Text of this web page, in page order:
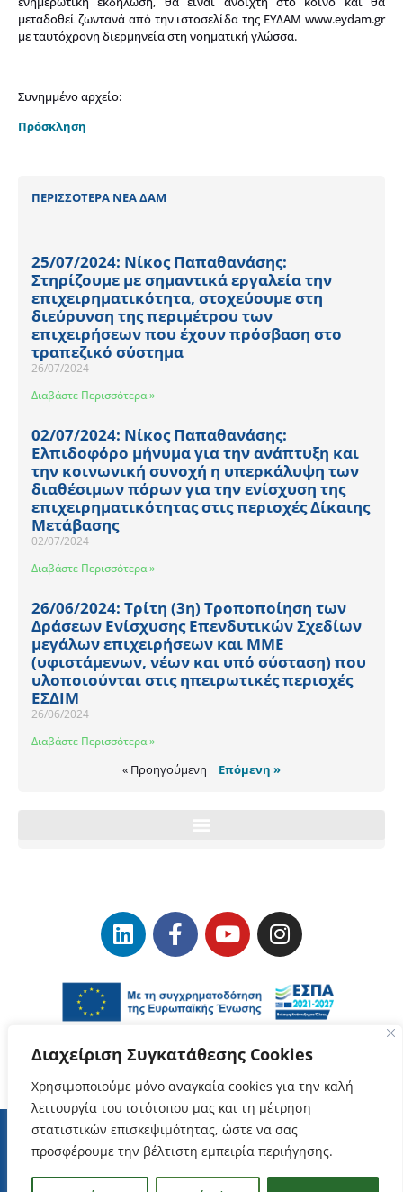
Διαχείριση Συγκατάθεσης Cookies
Χρησιμοποιούμε μόνο αναγκαία cookies για την καλή
λειτουργία του ιστότοπου μας και τη μέτρηση
στατιστικών επισκεψιμότητας, ώστε να σας
προσφέρουμε την βέλτιστη εμπειρία περιήγησης.
μεταδοθεί ζωντανά από την ιστοσελίδα της ΕΥΔΑΜ www.eydam.gr
με ταυτόχρονη διερμηνεία στη νοηματική γλώσσα.
Συνημμένο αρχείο:
Πρόσκληση
ΠΕΡΙΣΣΟΤΕΡΑ ΝΕΑ ΔΑΜ
25/07/2024: Νίκος Παπαθανάσης:
Στηρίζουμε με σημαντικά εργαλεία την
επιχειρηματικότητα, στοχεύουμε στη
διεύρυνση της περιμέτρου των
επιχειρήσεων που έχουν πρόσβαση στο
τραπεζικό σύστημα
26/07/2024
Διαβάστε Περισσότερα »
02/07/2024: Νίκος Παπαθανάσης:
Ελπιδοφόρο μήνυμα για την ανάπτυξη και
την κοινωνική συνοχή η υπερκάλυψη των
διαθέσιμων πόρων για την ενίσχυση της
επιχειρηματικότητας στις περιοχές Δίκαιης
Μετάβασης
02/07/2024
Διαβάστε Περισσότερα »
26/06/2024: Τρίτη (3η) Τροποποίηση των
Δράσεων Ενίσχυσης Επενδυτικών Σχεδίων
μεγάλων επιχειρήσεων και ΜΜΕ
(υφιστάμενων, νέων και υπό σύσταση) που
υλοποιούνται στις ηπειρωτικές περιοχές
ΕΣΔΙΜ
26/06/2024
Διαβάστε Περισσότερα »
« Προηγούμενη Επόμενη »